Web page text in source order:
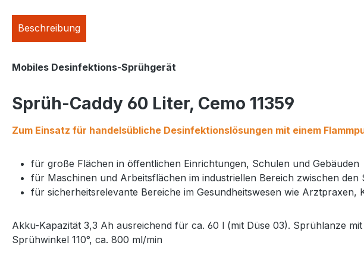
Beschreibung
Mobiles Desinfektions-Sprühgerät
Sprüh-Caddy 60 Liter, Cemo 11359
Zum Einsatz für handelsübliche Desinfektionslösungen mit einem
für große Flächen in öffentlichen Einrichtungen, Schulen und Gebäuden
für Maschinen und Arbeitsflächen im industriellen Bereich zwischen den
für sicherheitsrelevante Bereiche im Gesundheitswesen wie Arztpraxen,
Akku-Kapazität 3,3 Ah ausreichend für ca. 60 l (mit Düse 03). Sprühlanze
Sprühwinkel 110°, ca. 800 ml/min